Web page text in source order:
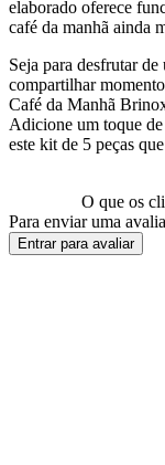
elaborado oferece
café da manhã ainda
Seja para desfrutar
compartilhar
Café da Manhã
Adicione um toque
este kit de 5 peças
O que os
Para enviar uma
Entrar para avaliar